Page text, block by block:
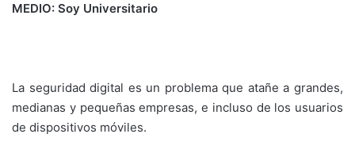
MEDIO: Soy Universitario
La seguridad digital es un problema que atañe a grandes,
medianas y pequeñas empresas, e incluso de los usuarios
de dispositivos móviles.